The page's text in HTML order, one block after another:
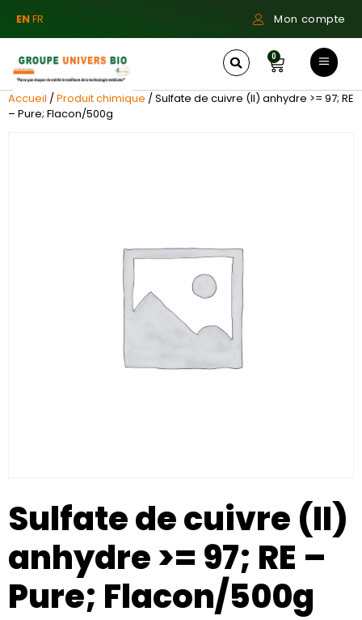
ENFR Mon compte
0
Accueil /Produit chimique / Sulfate de cuivre (II) anhydre >= 97; RE
– Pure; Flacon/500g
Sulfate de cuivre (II)
anhydre >= 97; RE –
Pure; Flacon/500g